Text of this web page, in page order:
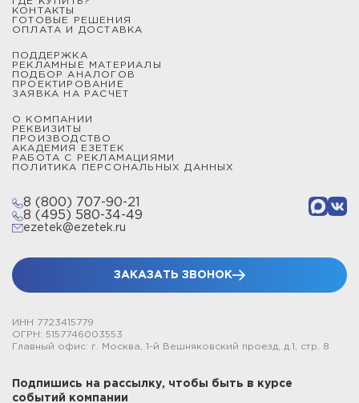
КОНТАКТЫ
ГОТОВЫЕ РЕШЕНИЯ
ОПЛАТА И ДОСТАВКА
ПОДДЕРЖКА
РЕКЛАМНЫЕ МАТЕРИАЛЫ
ПОДБОР АНАЛОГОВ
ПРОЕКТИРОВАНИЕ
ЗАЯВКА НА РАСЧЕТ
О КОМПАНИИ
РЕКВИЗИТЫ
ПРОИЗВОДСТВО
АКАДЕМИЯ ЕЗЕТЕК
РАБОТА С РЕКЛАМАЦИЯМИ
ПОЛИТИКА ПЕРСОНАЛЬНЫХ ДАННЫХ
8 (800) 707-90-21
8 (495) 580-34-49
ezetek@ezetek.ru
ЗАКАЗАТЬ ЗВОНОК
ИНН 7723415779
ОГРН: 5157746003553
Главный офис: г. Москва, 1-й Вешняковский проезд, д.1, стр. 8
Подпишись на рассылку, чтобы быть в курсе
событий компании